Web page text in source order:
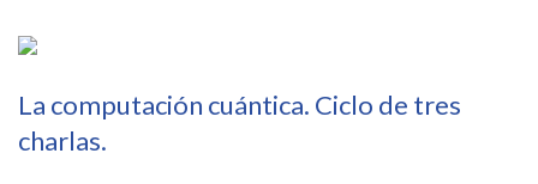
La computación cuántica. Ciclo de tres
charlas.